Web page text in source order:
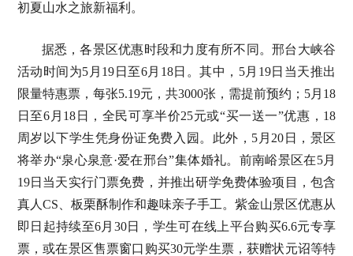
初夏山水之旅新福利。
据悉，各景区优惠时段和力度有所不同。邢台大峡谷
活动时间为5月19日至6月18日。其中，5月19日当天推出
限量特惠票，每张5.19元，共3000张，需提前预约；5月18
日至6月18日，全民可享半价25元或“买一送一”优惠，18
周岁以下学生凭身份证免费入园。此外，5月20日，景区
将举办“泉心泉意·爱在邢台”集体婚礼。前南峪景区在5月
19日当天实行门票免费，并推出研学免费体验项目，包含
真人CS、板栗酥制作和趣味亲子手工。紫金山景区优惠从
即日起持续至6月30日，学生可在线上平台购买6.6元专享
票，或在景区售票窗口购买30元学生票，获赠状元诏等特